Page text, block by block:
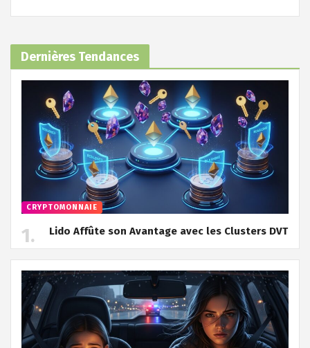
Dernières Tendances
CRYPTOMONNAIE
Lido Affûte son Avantage avec les Clusters DVT